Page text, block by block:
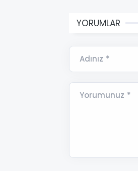
YORUMLAR
Adınız *
Yorumunuz *